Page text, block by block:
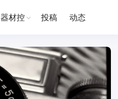
器材控 投稿 动态